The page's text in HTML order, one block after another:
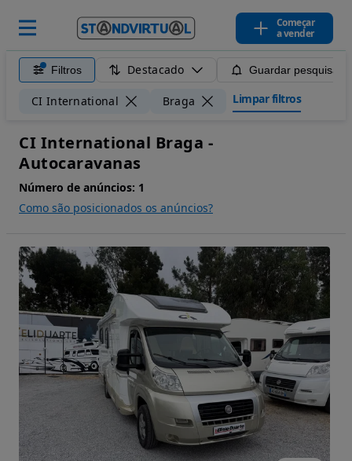
Começar
a vender
Filtros Destacado Guardar pesquisa
CI International Braga Limpar filtros
CI International Braga -
Autocaravanas
Número de anúncios: 1
Como são posicionados os anúncios?